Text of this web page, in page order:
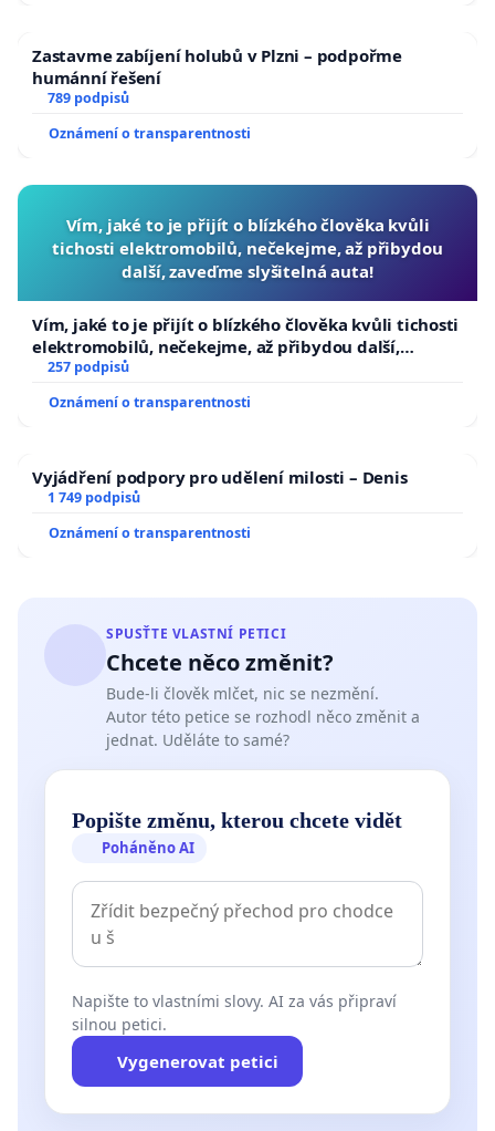
Zastavme zabíjení holubů v Plzni – podpořme
humánní řešení
789 podpisů
Oznámení o transparentnosti
Vím, jaké to je přijít o blízkého člověka kvůli
tichosti elektromobilů, nečekejme, až přibydou
další, zaveďme slyšitelná auta!
Vím, jaké to je přijít o blízkého člověka kvůli tichosti
elektromobilů, nečekejme, až přibydou další,
zaveďme slyšitelná auta!
257 podpisů
Oznámení o transparentnosti
Vyjádření podpory pro udělení milosti – Denis
1 749 podpisů
Oznámení o transparentnosti
SPUSŤTE VLASTNÍ PETICI
Chcete něco změnit?
Bude-li člověk mlčet, nic se nezmění.
Autor této petice se rozhodl něco změnit a
jednat. Uděláte to samé?
Popište změnu, kterou chcete vidět
Poháněno AI
Napište to vlastními slovy. AI za vás připraví
silnou petici.
Vygenerovat petici